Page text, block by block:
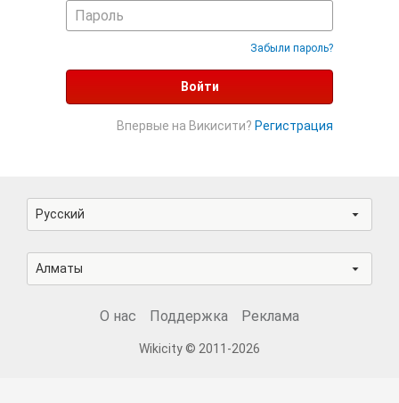
Забыли пароль?
Войти
Впервые на Викисити? Регистрация
Русский
Алматы
О нас Поддержка Реклама
Wikicity © 2011-2026